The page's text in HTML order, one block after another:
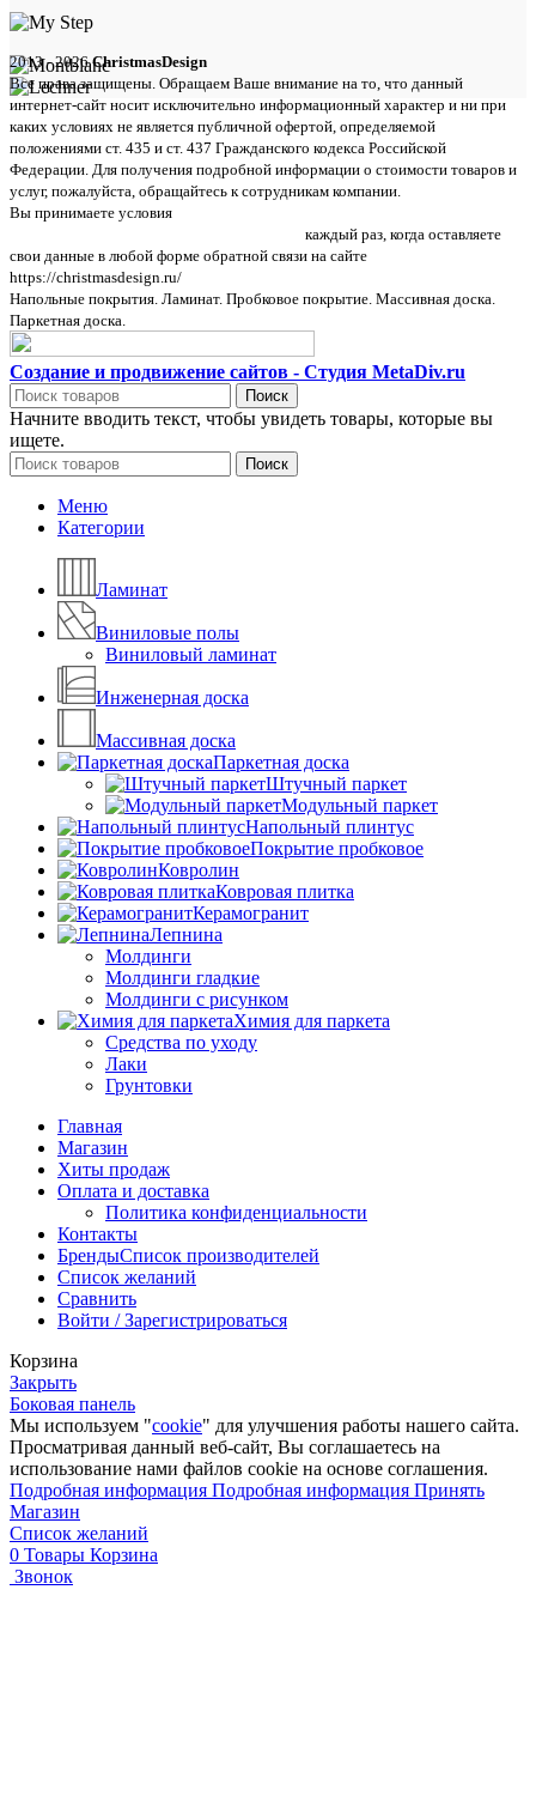
2013 - 2026ChristmasDesign
Все права защищены. Обращаем Ваше внимание на то, что данный
интернет-сайт носит исключительно информационный характер и ни при
каких условиях не является публичной офертой, определяемой
положениями ст. 435 и ст. 437 Гражданского кодекса Российской
Федерации. Для получения подробной информации о стоимости товаров и
услуг, пожалуйста, обращайтесь к сотрудникам компании.
Вы принимаете условия
каждый раз, когда оставляете
свои данные в любой форме обратной связи на сайте
https://christmasdesign.ru/
Напольные покрытия. Ламинат. Пробковое покрытие. Массивная доска.
Паркетная доска.
Создание и продвижение сайтов - Студия MetaDiv.ru
Поиск
Начните вводить текст, чтобы увидеть товары, которые вы
ищете.
Поиск
Меню
Категории
Ламинат
Виниловые полы
Виниловый ламинат
Инженерная доска
Массивная доска
Паркетная доска
Штучный паркет
Модульный паркет
Напольный плинтус
Покрытие пробковое
Ковролин
Ковровая плитка
Керамогранит
Лепнина
Молдинги
Молдинги гладкие
Молдинги с рисунком
Химия для паркета
Средства по уходу
Лаки
Грунтовки
Главная
Магазин
Хиты продаж
Оплата и доставка
Политика конфиденциальности
Контакты
БрендыСписок производителей
Список желаний
Сравнить
Войти / Зарегистрироваться
Корзина
Закрыть
Боковая панель
Мы используем "cookie" для улучшения работы нашего сайта.
Просматривая данный веб-сайт, Вы соглашаетесь на
использование нами файлов cookie на основе соглашения.
Подробная информация Подробная информация Принять
Магазин
Список желаний
0 Товары Корзина
Звонок